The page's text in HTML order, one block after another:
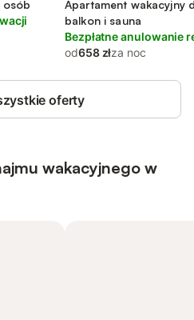
osób
Apartament wakacyjny
balkon i sauna
Bezpłatne anulowanie
od658 złza noc
oferty
wakacyjnego w